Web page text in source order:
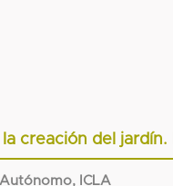
creación del jardín.
ICLA